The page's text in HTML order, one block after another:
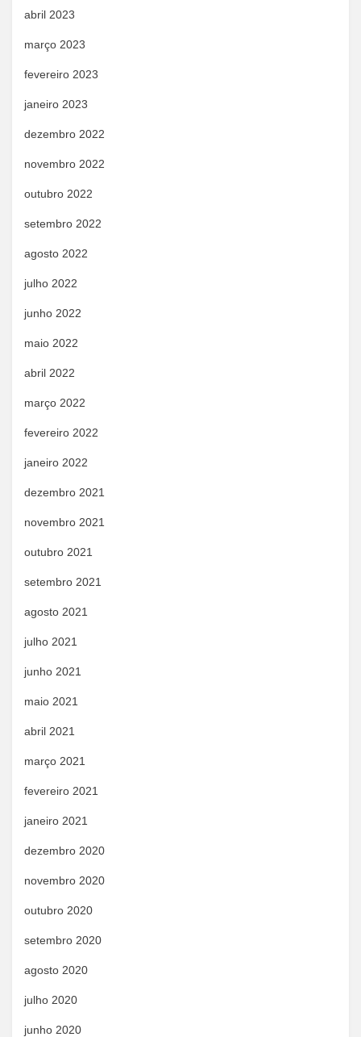
abril 2023
março 2023
fevereiro 2023
janeiro 2023
dezembro 2022
novembro 2022
outubro 2022
setembro 2022
agosto 2022
julho 2022
junho 2022
maio 2022
abril 2022
março 2022
fevereiro 2022
janeiro 2022
dezembro 2021
novembro 2021
outubro 2021
setembro 2021
agosto 2021
julho 2021
junho 2021
maio 2021
abril 2021
março 2021
fevereiro 2021
janeiro 2021
dezembro 2020
novembro 2020
outubro 2020
setembro 2020
agosto 2020
julho 2020
junho 2020